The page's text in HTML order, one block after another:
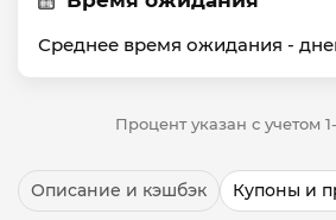
Среднее время ожидания -
Процент указан с учетом
Описание и кэшбэк Купоны и